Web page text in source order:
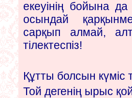
екеуінің бойына
осындай
сарқып алмай,
тілектеспіз!
Құтты болсын күміс
Той дегенің ырыс